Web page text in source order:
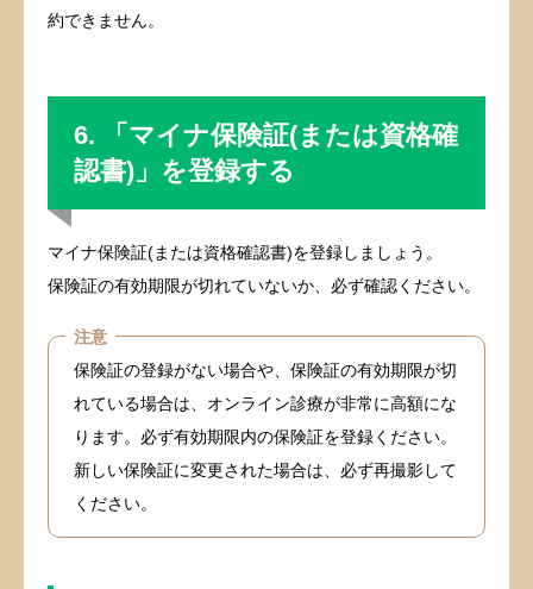
約できません。
6. 「マイナ保険証(または資格確
認書)」を登録する
マイナ保険証(または資格確認書)を登録しましょう。
保険証の有効期限が切れていないか、必ず確認ください。
注意
保険証の登録がない場合や、保険証の有効期限が切
れている場合は、オンライン診療が非常に高額にな
ります。必ず有効期限内の保険証を登録ください。
新しい保険証に変更された場合は、必ず再撮影して
ください。